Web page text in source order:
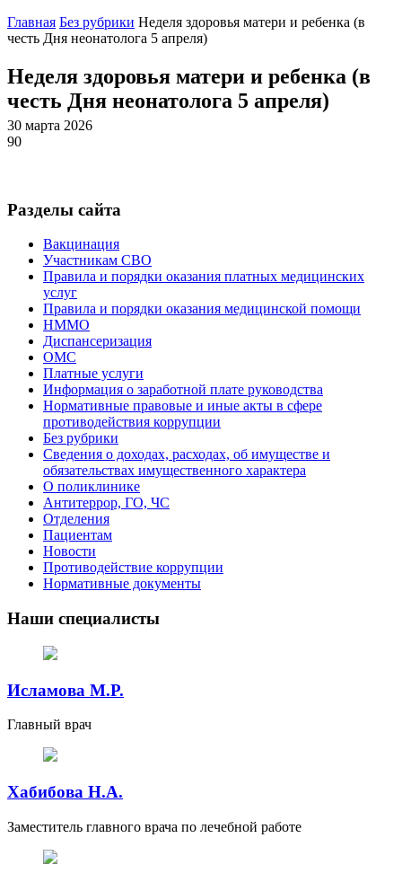
Главная Без рубрики Неделя здоровья матери и ребенка (в
честь Дня неонатолога 5 апреля)
Неделя здоровья матери и ребенка (в
честь Дня неонатолога 5 апреля)
30 марта 2026
90
Разделы сайта
Вакцинация
Участникам СВО
Правила и порядки оказания платных медицинских
услуг
Правила и порядки оказания медицинской помощи
НММО
Диспансеризация
ОМС
Платные услуги
Информация о заработной плате руководства
Нормативные правовые и иные акты в сфере
противодействия коррупции
Без рубрики
Сведения о доходах, расходах, об имуществе и
обязательствах имущественного характера
О поликлинике
Антитеррор, ГО, ЧС
Отделения
Пациентам
Новости
Противодействие коррупции
Нормативные документы
Наши специалисты
Исламова М.Р.
Главный врач
Хабибова Н.А.
Заместитель главного врача по лечебной работе